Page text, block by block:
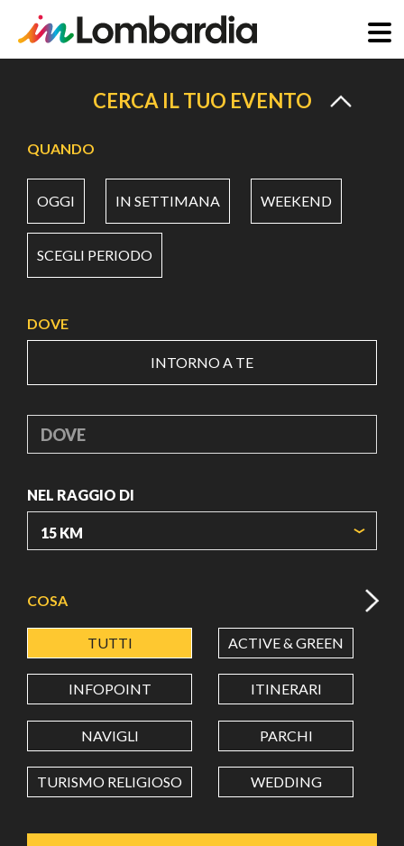
principale
CERCA IL TUO EVENTO
QUANDO
OGGI IN SETTIMANA WEEKEND
SCEGLI PERIODO
DOVE
INTORNO A TE
DOVE
NEL RAGGIO DI
LATITUDINE
LONGITUDINE
Value in decimal degrees. Use dot (.) as decimal separator.
COSA
TUTTI ACTIVE & GREEN
INFOPOINT ITINERARI
NAVIGLI PARCHI
TURISMO RELIGIOSO WEDDING